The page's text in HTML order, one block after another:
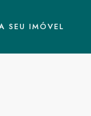
SEU IMÓVEL